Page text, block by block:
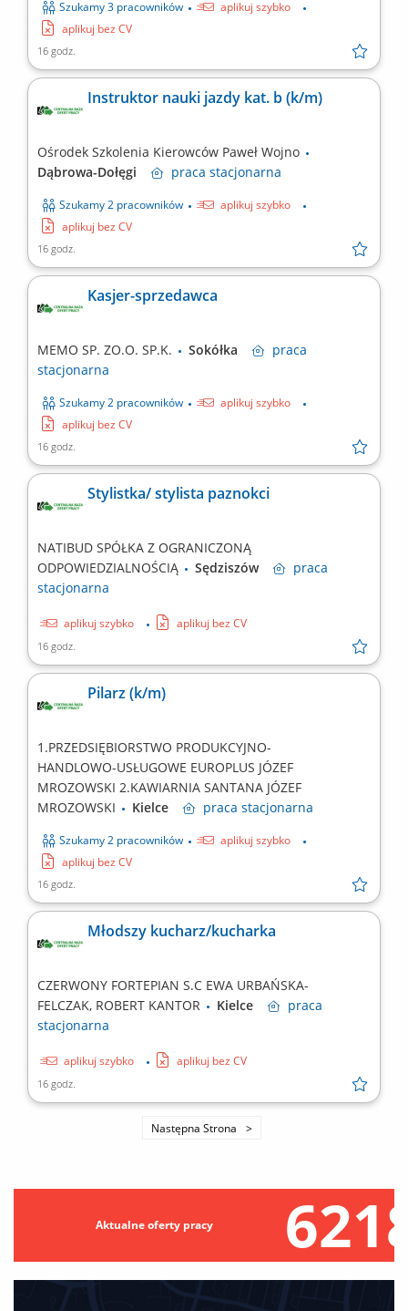
Szukamy 3 pracowników
aplikuj szybko
aplikuj bez CV
16 godz.
Instruktor nauki jazdy kat. b (k/m)
Ośrodek Szkolenia Kierowców Paweł Wojno
Dąbrowa-Dołęgi
praca stacjonarna
Szukamy 2 pracowników
aplikuj szybko
aplikuj bez CV
16 godz.
Kasjer-sprzedawca
MEMO SP. ZO.O. SP.K. Sokółka
praca
stacjonarna
Szukamy 2 pracowników
aplikuj szybko
aplikuj bez CV
16 godz.
Stylistka/ stylista paznokci
NATIBUD SPÓŁKA Z OGRANICZONĄ
ODPOWIEDZIALNOŚCIĄ
Sędziszów
praca
stacjonarna
aplikuj szybko aplikuj bez CV
16 godz.
Pilarz (k/m)
1.PRZEDSIĘBIORSTWO PRODUKCYJNO-
HANDLOWO-USŁUGOWE EUROPLUS JÓZEF
MROZOWSKI 2.KAWIARNIA SANTANA JÓZEF
MROZOWSKI
Kielce praca stacjonarna
Szukamy 2 pracowników
aplikuj szybko
aplikuj bez CV
16 godz.
Młodszy kucharz/kucharka
CZERWONY FORTEPIAN S.C EWA URBAŃSKA-
FELCZAK, ROBERT KANTOR
Kielce
praca
stacjonarna
aplikuj szybko aplikuj bez CV
16 godz.
Następna Strona
Aktualne oferty pracy